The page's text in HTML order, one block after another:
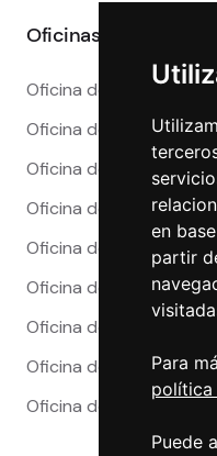
en
partir
Para
política
Puede
Oficinas
Oficina de Cambio en
Oficina de Cambio en
Oficina de Cambio en
Oficina de Cambio en
Oficina de Cambio en
Oficina de Cambio en
Oficina de Cambio en
Oficina de Cambio en
Oficina de Cambio en